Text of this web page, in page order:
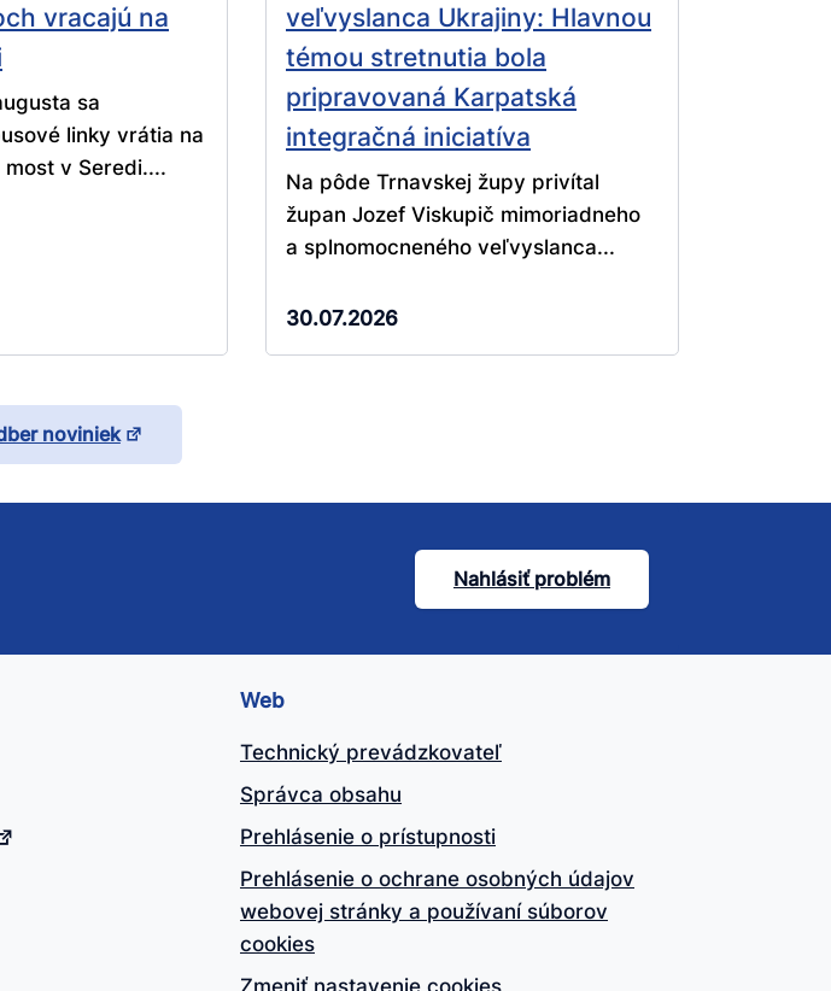
vracajú na
sa
linky vrátia na
v Seredi....
veľvyslanca Ukrajiny: Hlavnou
témou stretnutia bola
pripravovaná Karpatská
integračná iniciatíva
Na pôde Trnavskej župy privítal
župan Jozef Viskupič mimoriadneho
a splnomocneného veľvyslanca...
30.07.2026
noviniek
Nahlásiť problém
Web
Technický prevádzkovateľ
Správca obsahu
Prehlásenie o prístupnosti
Prehlásenie o ochrane osobných údajov
webovej stránky a používaní súborov
cookies